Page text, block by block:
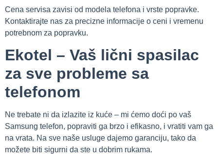
Cena servisa zavisi od modela telefona i vrste popravke.
Kontaktirajte nas za precizne informacije o ceni i vremenu
potrebnom za popravku.
Ekotel – Vaš lični spasilac
za sve probleme sa
telefonom
Ne trebate ni da izlazite iz kuće – mi ćemo doći po vaš
Samsung telefon, popraviti ga brzo i efikasno, i vratiti vam ga
na vrata. Na sve naše usluge dajemo garanciju, tako da
možete biti sigurni da ste u dobrim rukama.